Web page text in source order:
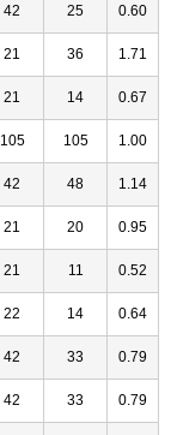
42 25 0.60
21 36 1.71
21 14 0.67
105 105 1.00
42 48 1.14
21 20 0.95
21 11 0.52
22 14 0.64
42 33 0.79
42 33 0.79